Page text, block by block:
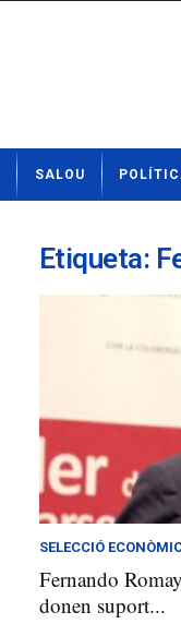
t
SALOU
Etiqueta:
SELECCIÓ
Fernando
donen suport...